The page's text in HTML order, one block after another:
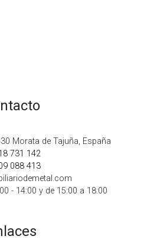
Morata de Tajuña, España
731 142
088 413
- 14:00 y de 15:00 a 18:00